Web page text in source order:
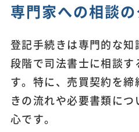
専門家への相談
登記手続きは専門的な
段階で司法書士に相談
す。特に、売買契約を
きの流れや必要書類に
心です。